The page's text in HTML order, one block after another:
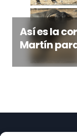
Así es la
Martín
Huesca